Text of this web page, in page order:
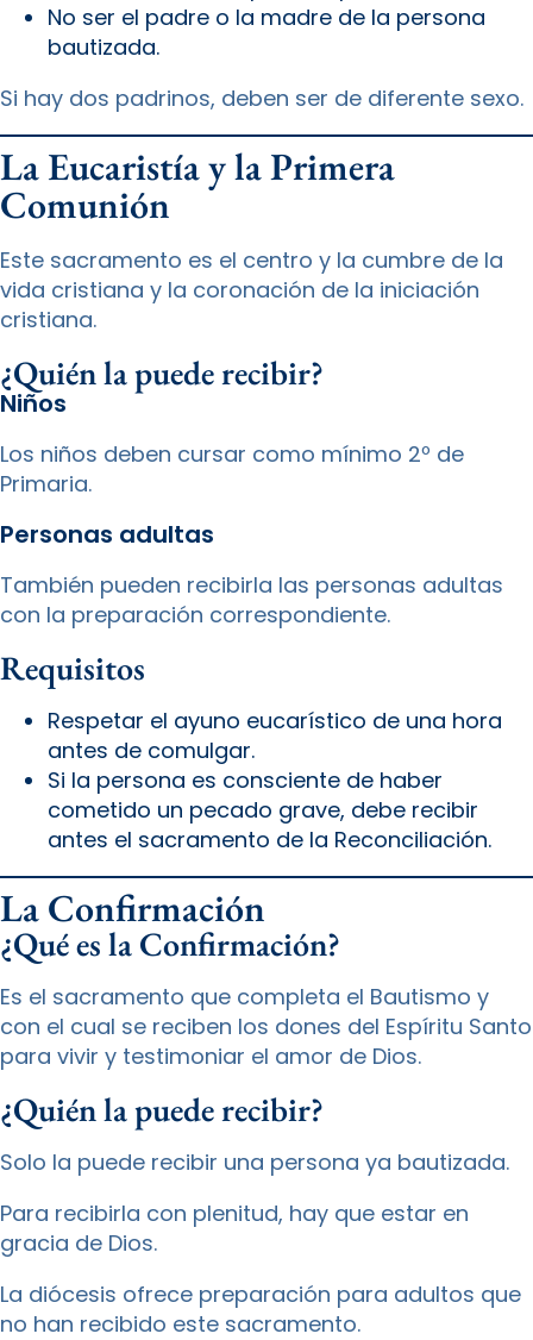
No ser el padre o la madre de la persona
bautizada.
Si hay dos padrinos, deben ser de diferente sexo.
La Eucaristía y la Primera
Comunión
Este sacramento es el centro y la cumbre de la
vida cristiana y la coronación de la iniciación
cristiana.
¿Quién la puede recibir?
Niños
Los niños deben cursar como mínimo 2º de
Primaria.
Personas adultas
También pueden recibirla las personas adultas
con la preparación correspondiente.
Requisitos
Respetar el ayuno eucarístico de una hora
antes de comulgar.
Si la persona es consciente de haber
cometido un pecado grave, debe recibir
antes el sacramento de la Reconciliación.
La Confirmación
¿Qué es la Confirmación?
Es el sacramento que completa el Bautismo y
con el cual se reciben los dones del Espíritu Santo
para vivir y testimoniar el amor de Dios.
¿Quién la puede recibir?
Solo la puede recibir una persona ya bautizada.
Para recibirla con plenitud, hay que estar en
gracia de Dios.
La diócesis ofrece preparación para adultos que
no han recibido este sacramento.